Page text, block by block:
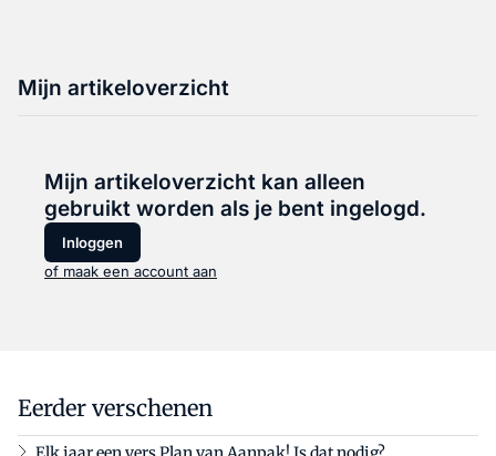
Mijn artikeloverzicht
Mijn artikeloverzicht kan alleen
gebruikt worden als je bent ingelogd.
Inloggen
of maak een account aan
Eerder verschenen